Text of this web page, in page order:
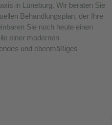
in Lüneburg. Wir beraten Sie
Behandlungsplan, der Ihre
Sie noch heute einen
einer modernen
und ebenmäßiges